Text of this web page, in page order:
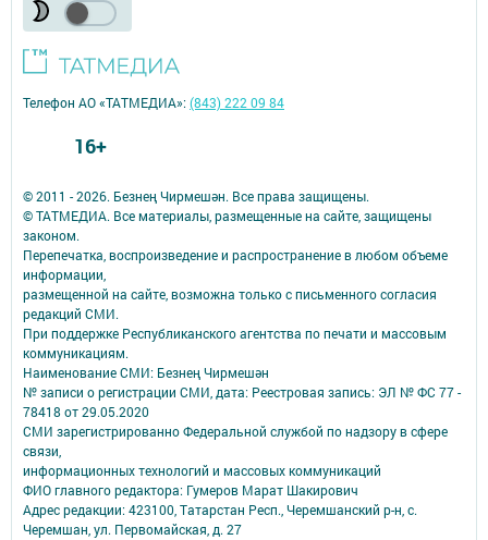
© 2011 - 2026. Безнең Чирмешән. Все права защищены.
© ТАТМЕДИА. Все материалы, размещенные на сайте, защищены
законом.
Перепечатка, воспроизведение и распространение в любом объеме
информации,
размещенной на сайте, возможна только с письменного согласия
редакций СМИ.
При поддержке Республиканского агентства по печати и массовым
коммуникациям.
Наименование СМИ: Безнең Чирмешән
№ записи о регистрации СМИ, дата: Реестровая запись: ЭЛ № ФС 77 -
78418 от 29.05.2020
СМИ зарегистрированно Федеральной службой по надзору в сфере
связи,
информационных технологий и массовых коммуникаций
ФИО главного редактора: Гумеров Марат Шакирович
Адрес редакции: 423100, Татарстан Респ., Черемшанский р-н, с.
Черемшан, ул. Первомайская, д. 27
Телефон АО «ТАТМЕДИА»:(843) 222 09 84
16+